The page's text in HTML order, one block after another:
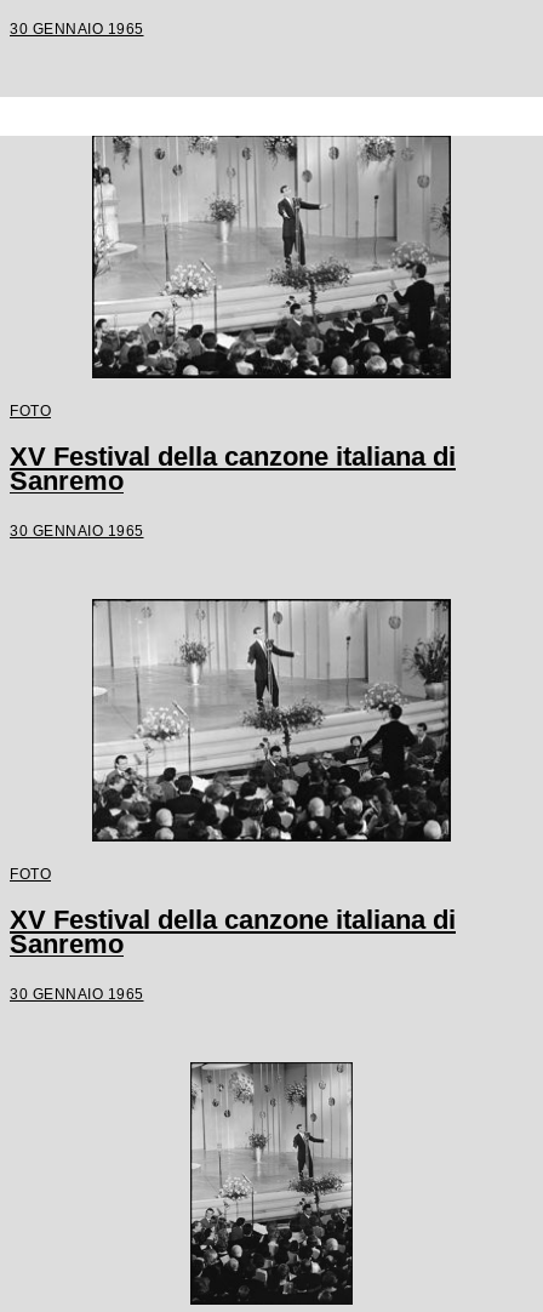
30 GENNAIO 1965
FOTO
XV Festival della canzone italiana di
Sanremo
30 GENNAIO 1965
FOTO
XV Festival della canzone italiana di
Sanremo
30 GENNAIO 1965